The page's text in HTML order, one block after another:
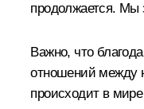
продолжается. Мы
Важно, что
отношений между
происходит в